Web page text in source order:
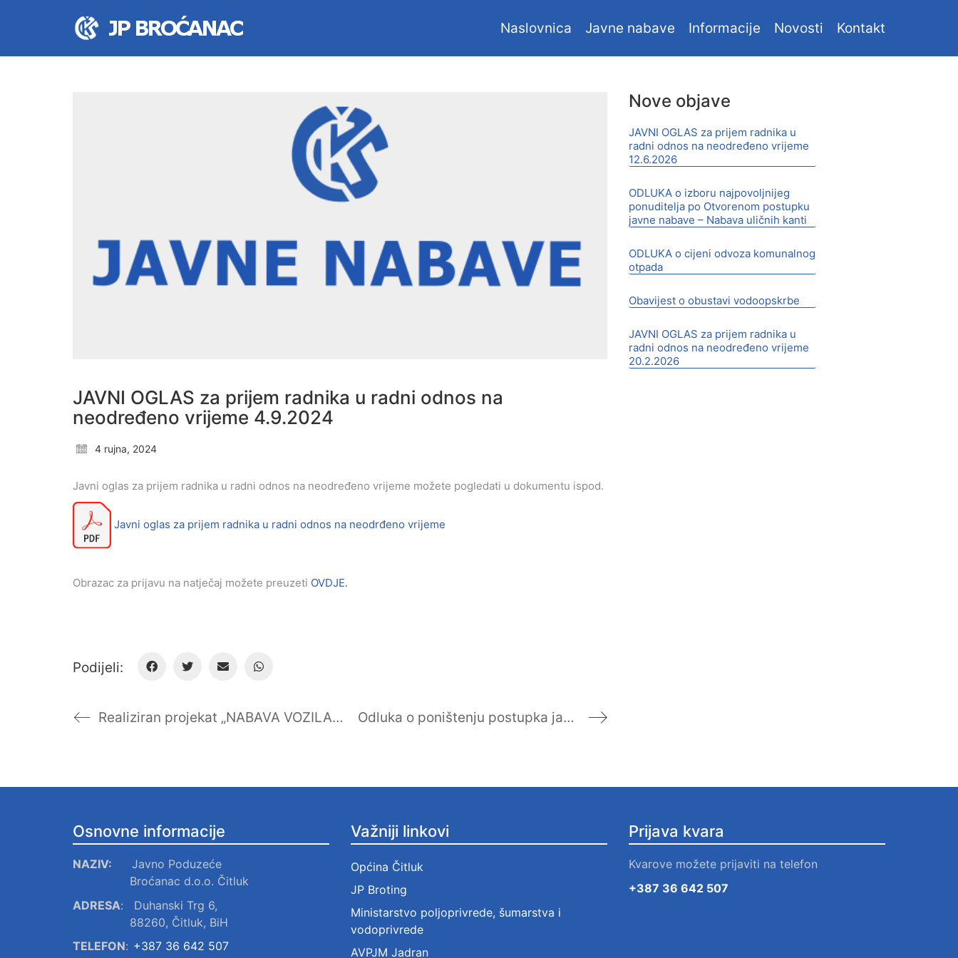
Naslovnica Javne nabave Informacije Novosti Kontakt
Nove objave
JAVNI OGLAS za prijem radnika u
radni odnos na neodređeno vrijeme
12.6.2026
ODLUKA o izboru najpovoljnijeg
ponuditelja po Otvorenom postupku
javne nabave – Nabava uličnih kanti
ODLUKA o cijeni odvoza komunalnog
otpada
Obavijest o obustavi vodoopskrbe
JAVNI OGLAS za prijem radnika u
radni odnos na neodređeno vrijeme
20.2.2026
JAVNI OGLAS za prijem radnika u radni odnos na
neodređeno vrijeme 4.9.2024
4 rujna, 2024
Javni oglas za prijem radnika u radni odnos na neodređeno vrijeme možete pogledati u dokumentu ispod.
Javni oglas za prijem radnika u radni odnos na neodrđeno vrijeme
Obrazac za prijavu na natječaj možete preuzeti OVDJE.
Podijeli:
Realiziran projekat „NABAVA VOZILA ZA PRIKUPLJANJE I ODVOZ OTPADA“ Odluka o poništenju postupka javne nabave Laboratorijske opreme
Osnovne informacije
NAZIV:
Javno Poduzeće
Broćanac d.o.o. Čitluk
ADRESA:
Duhanski Trg 6,
88260, Čitluk, BiH
TELEFON: +387 36 642 507
Važniji linkovi
Općina Čitluk
JP Broting
Ministarstvo poljoprivrede, šumarstva i
vodoprivrede
AVPJM Jadran
Prijava kvara
Kvarove možete prijaviti na telefon
+387 36 642 507